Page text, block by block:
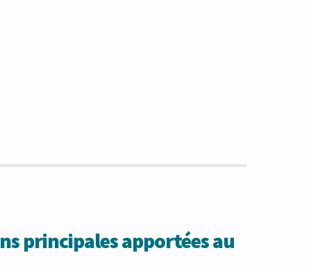
principales apportées au